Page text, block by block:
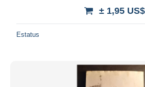
± 1,95 US$
Estatus